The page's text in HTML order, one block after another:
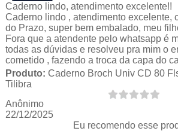
Caderno lindo, atendimento excelente!!
Caderno lindo , atendimento excelente,
do Prazo, super bem embalado, meu
Fora que a atendente pelo whatsapp é
todas as dúvidas e resolveu pra mim o
cometido , fazendo a troca da capa do
Produto: Caderno Broch Univ CD 80
Tilibra
Anônimo
22/12/2025
Eu recomendo esse